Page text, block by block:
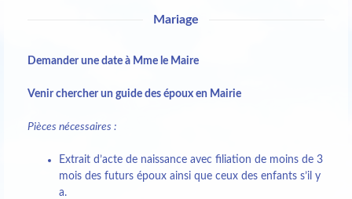
Mariage
Demander une date à Mme le Maire
Venir chercher un guide des époux en Mairie
Pièces nécessaires :
Extrait d’acte de naissance avec filiation de moins de 3
mois des futurs époux ainsi que ceux des enfants s’il y
a.